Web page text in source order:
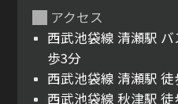
シャーメゾンとは
ン
アクセス
西武池袋線 清瀬駅
歩3分
西武池袋線 清瀬駅 徒
西武池袋線 秋津駅 徒